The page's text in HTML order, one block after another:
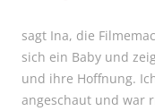
sagt Ina, die
sich ein Baby und
und ihre Hoffnung.
angeschaut und war